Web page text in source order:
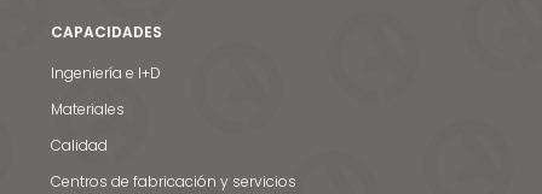
CAPACIDADES
Ingeniería e I+D
Materiales
Calidad
Centros de fabricación y servicios